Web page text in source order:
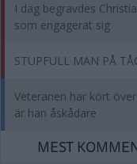
I dag begravdes
som engagerat sig
STUPFULL MAN PÅ
Veteranen har kört
är han åskådare
MEST